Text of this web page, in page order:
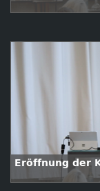
Eröffnung der